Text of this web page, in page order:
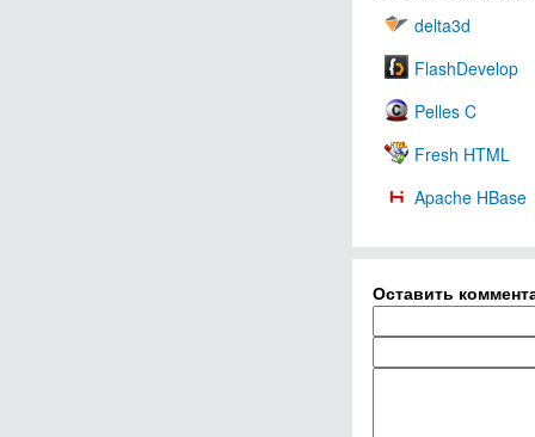
delta3d
FlashDevelop
Pelles C
Fresh HTML
Apache HBase
Оставить